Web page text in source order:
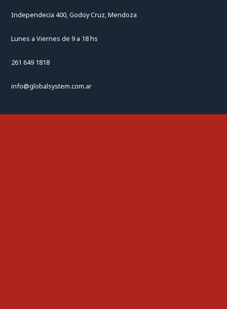
Independecia 400, Godoy Cruz, Mendoza
Lunes a Viernes de 9 a 18 hs
261 649 1818
info@globalsystem.com.ar